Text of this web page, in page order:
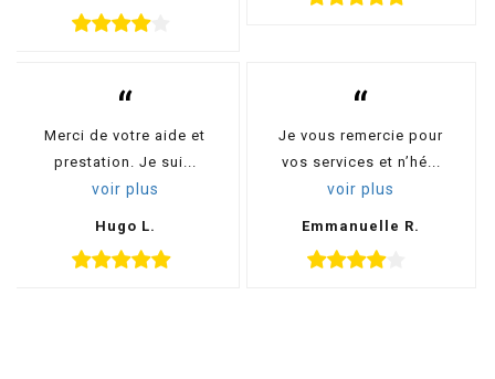
“
Merci de votre aide et
prestation. Je sui...
voir plus
Hugo L.
“
Je vous remercie pour
vos services et n’hé...
voir plus
Emmanuelle R.